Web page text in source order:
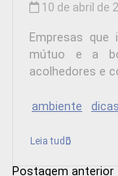
10 de abril de
Empresas que
mútuo e a
acolhedores e
ambiente dicas
Leia tudo
Postagem anterior